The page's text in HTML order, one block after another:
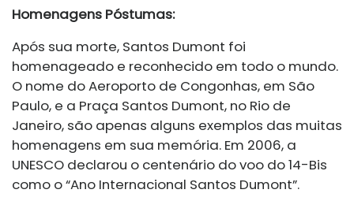
Homenagens Póstumas:
Após sua morte, Santos Dumont foi
homenageado e reconhecido em todo o mundo.
O nome do Aeroporto de Congonhas, em São
Paulo, e a Praça Santos Dumont, no Rio de
Janeiro, são apenas alguns exemplos das muitas
homenagens em sua memória. Em 2006, a
UNESCO declarou o centenário do voo do 14-Bis
como o “Ano Internacional Santos Dumont”.